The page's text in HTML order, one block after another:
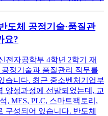
도체 공정기술·품질관
요?
전자공학부 4학년 2학기 재
정기술과 품질관리 직무를
습니다. 최근 중소벤처기업부
양성과정에 선발되었는데, 교
, MES, PLC, 스마트팩토리,
구성되어 있습니다. 반도체